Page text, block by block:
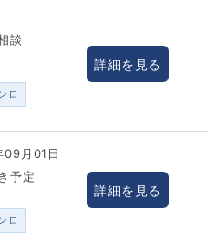
談
ロ
詳細を見る
月01日
予定
ロ
詳細を見る